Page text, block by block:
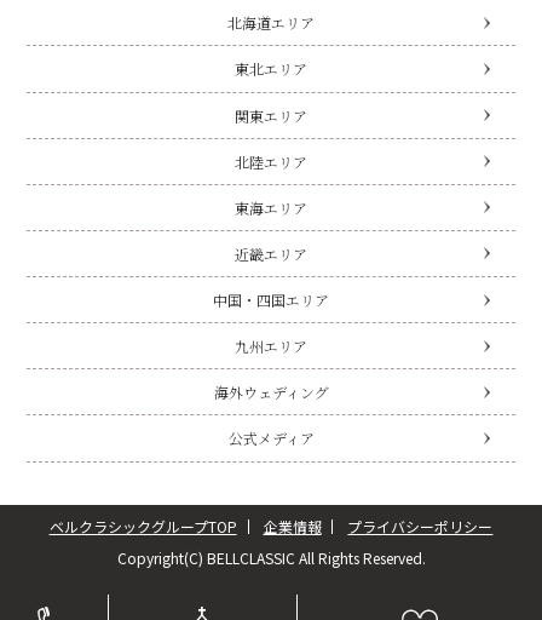
北海道エリア
東北エリア
関東エリア
北陸エリア
東海エリア
近畿エリア
中国・四国エリア
九州エリア
海外ウェディング
公式メディア
ベルクラシックグループTOP 企業情報
プライバシーポリシー
Copyright(C) BELLCLASSIC All Rights Reserved.